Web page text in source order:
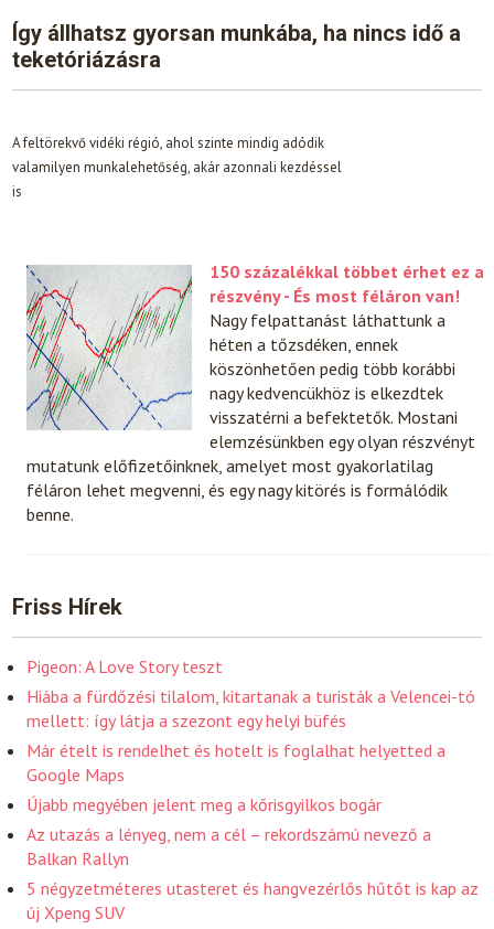
Így állhatsz gyorsan munkába, ha nincs idő a
teketóriázásra
A feltörekvő vidéki régió, ahol szinte mindig adódik
valamilyen munkalehetőség, akár azonnali kezdéssel
is
150 százalékkal többet érhet ez a
részvény - És most féláron van!
Nagy felpattanást láthattunk a
héten a tőzsdéken, ennek
köszönhetően pedig több korábbi
nagy kedvencükhöz is elkezdtek
visszatérni a befektetők. Mostani
elemzésünkben egy olyan részvényt
mutatunk előfizetőinknek, amelyet most gyakorlatilag
féláron lehet megvenni, és egy nagy kitörés is formálódik
benne.
Friss Hírek
Pigeon: A Love Story teszt
Hiába a fürdőzési tilalom, kitartanak a turisták a Velencei-tó
mellett: így látja a szezont egy helyi büfés
Már ételt is rendelhet és hotelt is foglalhat helyetted a
Google Maps
Újabb megyében jelent meg a kőrisgyilkos bogár
Az utazás a lényeg, nem a cél – rekordszámú nevező a
Balkan Rallyn
5 négyzetméteres utasteret és hangvezérlős hűtőt is kap az
új Xpeng SUV